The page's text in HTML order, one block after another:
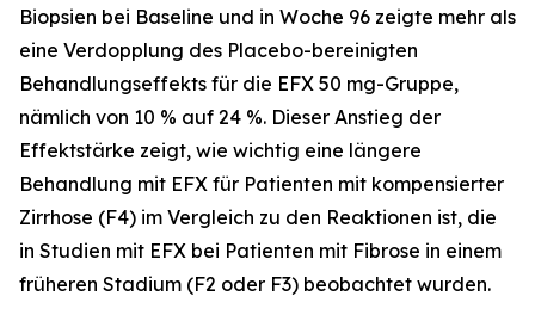
Biopsien bei Baseline und in Woche 96 zeigte mehr als
eine Verdopplung des Placebo-bereinigten
Behandlungseffekts für die EFX 50 mg-Gruppe,
nämlich von 10 % auf 24 %. Dieser Anstieg der
Effektstärke zeigt, wie wichtig eine längere
Behandlung mit EFX für Patienten mit kompensierter
Zirrhose (F4) im Vergleich zu den Reaktionen ist, die
in Studien mit EFX bei Patienten mit Fibrose in einem
früheren Stadium (F2 oder F3) beobachtet wurden.